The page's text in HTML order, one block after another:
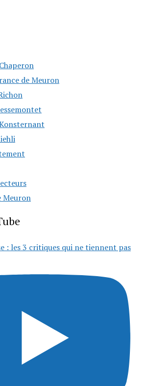
de Meuron
Meuron
: les 3 critiques qui ne tiennent pas